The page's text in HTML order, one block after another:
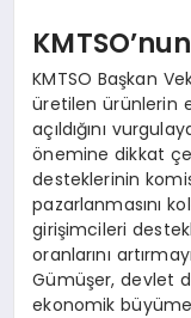
KMTSO Başkan
üretilen ürünlerin
açıldığını
önemine dikkat
desteklerinin
pazarlanmasını
girişimcileri
oranlarını
Gümüşer, devlet
ekonomik